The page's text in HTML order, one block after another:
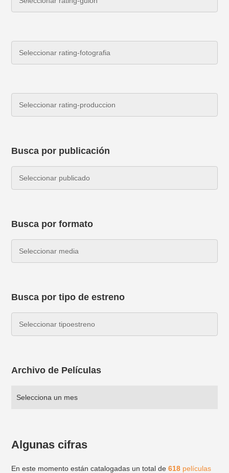
Busca por publicación
Busca por formato
Busca por tipo de estreno
Archivo de Películas
Algunas cifras
En este momento están catalogadas un total de618 películas